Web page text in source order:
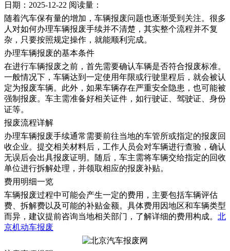
日期：2025-12-22 阅读量：
随着汽车保有量的增加，车辆报废问题也逐渐受到关注。很多
人对如何办理车辆报废手续并不清楚，其实整个流程并不复
杂，只要按照规定操作，就能顺利完成。
办理车辆报废的基本条件
在进行车辆报废之前，首先需要确认车辆是否符合报废标准。
一般情况下，车辆达到一定使用年限或行驶里程后，就会被认
定为报废车辆。此外，如果车辆存在严重安全隐患，也可能被
强制报废。车主需准备好相关证件，如行驶证、驾驶证、身份
证等。
报废流程详解
办理车辆报废手续通常需要前往当地的车管所或指定的报废回
收企业。提交相关材料后，工作人员会对车辆进行查验，确认
无误后会出具报废证明。随后，车主需将车辆交给指定的回收
单位进行拆解处理，并领取相应的报废补贴。
​费用明细一览
车辆报废过程中可能会产生一定的费用，主要包括车辆评估
费、拆解费以及可能的补贴金额。具体费用因地区和车辆类型
而异，建议提前咨询当地相关部门，了解详细的费用构成。 北
京机动车报废